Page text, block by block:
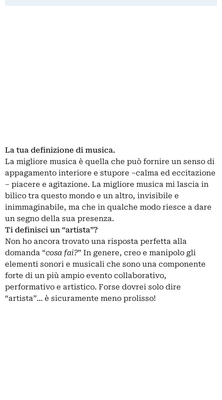
La tua definizione di musica.
La migliore musica è quella che può fornire un senso di
appagamento interiore e stupore ‒calma ed eccitazione
‒ piacere e agitazione. La migliore musica mi lascia in
bilico tra questo mondo e un altro, invisibile e
inimmaginabile, ma che in qualche modo riesce a dare
un segno della sua presenza.
Ti definisci un “artista”?
Non ho ancora trovato una risposta perfetta alla
domanda “cosa fai?” In genere, creo e manipolo gli
elementi sonori e musicali che sono una componente
forte di un più ampio evento collaborativo,
performativo e artistico. Forse dovrei solo dire
“artista”… è sicuramente meno prolisso!